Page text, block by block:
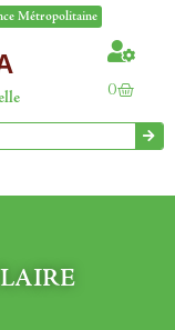
Métropolitaine
0